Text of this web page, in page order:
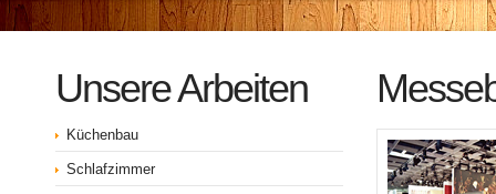
Unsere Arbeiten
Küchenbau
Schlafzimmer